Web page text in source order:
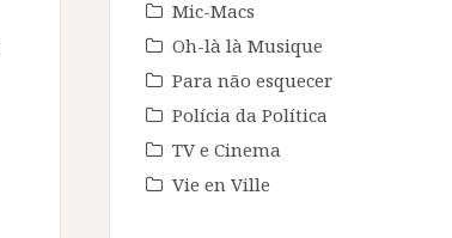
Mic-Macs
Oh-là là Musique
Para não esquecer
Polícia da Política
TV e Cinema
Vie en Ville